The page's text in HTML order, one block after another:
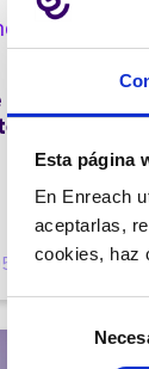
Esta página
En Enreach
aceptarlas,
cookies, haz
al cliente
es el FCR
y cómo
2026